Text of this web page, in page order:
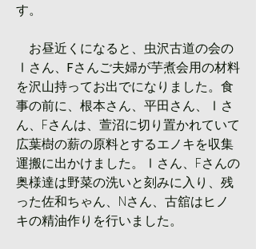
す。
お昼近くになると、虫沢古道の会の
Ⅰさん、 Fさんご夫婦が芋煮会用の材料
を沢山持ってお出でになりました。食
事の前に、根本さん、平田さん、Ⅰさ
ん、Fさんは、萱沼に切り置かれていて
広葉樹の薪の原料とするエノキを収集
運搬に出かけました。Ⅰさん、Fさんの
奥様達は野菜の洗いと刻みに入り、残
った佐和ちゃん、Nさん、古舘はヒノ
キの精油作りを行いました。